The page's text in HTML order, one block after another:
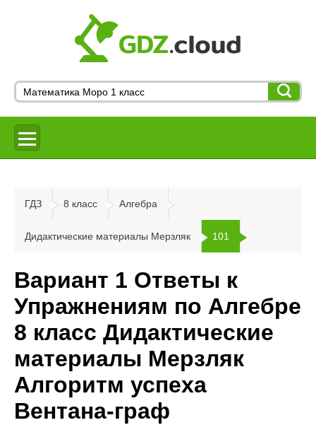
ГДЗ 8 класс Алгебра
Дидактические материалы Мерзляк 101
Вариант 1 Ответы к
Упражнениям по Алгебре
8 класс Дидактические
материалы Мерзляк
Алгоритм успеха
Вентана-граф